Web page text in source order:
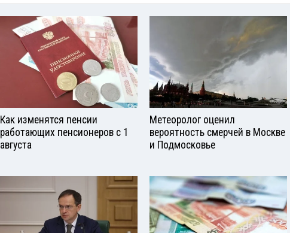
Как изменятся пенсии
работающих пенсионеров с 1
августа
Метеоролог оценил
вероятность смерчей в Москве
и Подмосковье